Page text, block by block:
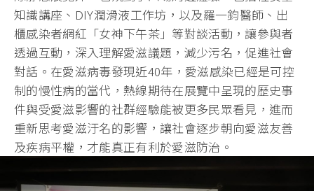
知識講座、DIY潤滑液工作坊，以及羅一鈞醫師、出
櫃感染者網紅「女神下午茶」等對談活動，讓參與者
透過互動，深入理解愛滋議題，減少污名，促進社會
對話。在愛滋病毒發現近40年，愛滋感染已經是可控
制的慢性病的當代，熱線期待在展覽中呈現的歷史事
件與受愛滋影響的社群經驗能被更多民眾看見，進而
重新思考愛滋汙名的影響，讓社會逐步朝向愛滋友善
及疾病平權，才能真正有利於愛滋防治。